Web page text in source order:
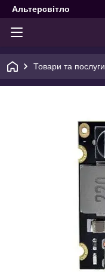
Альтерсвітло
Товари та послуги